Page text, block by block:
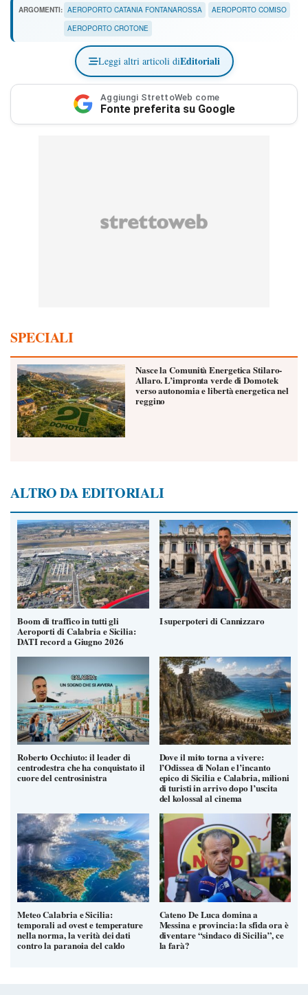
ARGOMENTI: AEROPORTO CATANIA FONTANAROSSA
AEROPORTO COMISO
AEROPORTO CROTONE
Leggi altri articoli diEditoriali
Aggiungi StrettoWeb come
Fonte preferita su Google
SPECIALI
Nasce la Comunità Energetica Stilaro-
Allaro. L’impronta verde di Domotek
verso autonomia e libertà energetica nel
reggino
ALTRO DA EDITORIALI
Boom di traffico in tutti gli
Aeroporti di Calabria e Sicilia:
DATI record a Giugno 2026
I superpoteri di Cannizzaro
Roberto Occhiuto: il leader di
centrodestra che ha conquistato il
cuore del centrosinistra
Dove il mito torna a vivere:
l’Odissea di Nolan e l’incanto
epico di Sicilia e Calabria, milioni
di turisti in arrivo dopo l’uscita
del kolossal al cinema
Meteo Calabria e Sicilia:
temporali ad ovest e temperature
nella norma, la verità dei dati
contro la paranoia del caldo
Cateno De Luca domina a
Messina e provincia: la sfida ora è
diventare “sindaco di Sicilia”, ce
la farà?